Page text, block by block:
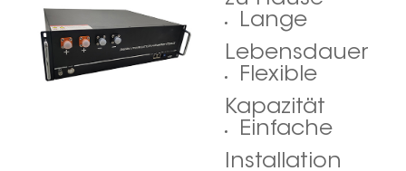
Lange
Lebensdauer
Flexible
Kapazität
Einfache
Installation